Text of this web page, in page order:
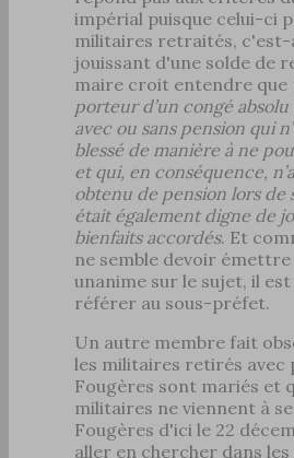
impérial puisque celui-ci
militaires retraités,
jouissant d'une solde de
maire croit entendre que
porteur d’un congé
avec ou sans pension qui
blessé de manière à ne
et qui, en conséquence,
obtenu de pension lors de
était également digne de
bienfaits accordés. Et
ne semble devoir émettre
unanime sur le sujet, il est
référer au sous-préfet.
Un autre membre fait
les militaires retirés avec
Fougères sont mariés et
militaires ne viennent à
Fougères d'ici le 22
aller en chercher dans